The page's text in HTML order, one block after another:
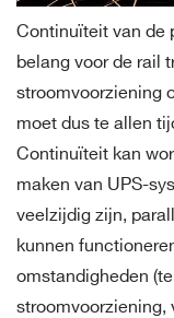
Continuïteit van de
belang voor de rail
stroomvoorziening
moet dus te allen
Continuïteit kan
maken van UPS-
veelzijdig zijn,
kunnen
omstandigheden
stroomvoorziening,